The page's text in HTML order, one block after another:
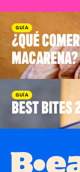
GUÍA
¿QUÉ
MACARENA?
GUÍA
BEST BITES